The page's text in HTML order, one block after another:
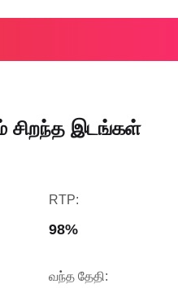
சிறந்த இடங்கள்
RTP:
98%
வந்த தேதி: